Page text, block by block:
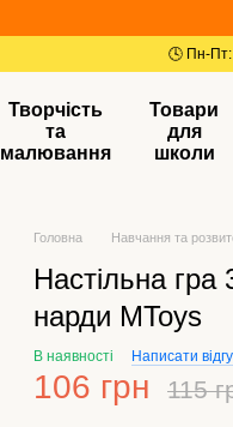
Творчість
та
малювання
Товари
для
школи
Головна Навчання та
Настільна
нарди MToys
В наявності Написати
106 грн 115